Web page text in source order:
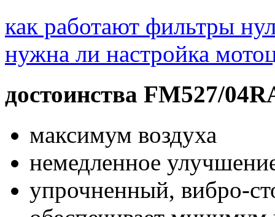
как работают фильтры
нужна ли настройка
достоинства FM527/
максимум воздуха
немедленное
упрочненный, вибро-